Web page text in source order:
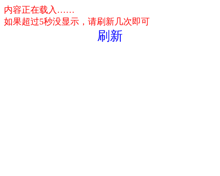
内容正在载入……
如果超过5秒没显示，请刷新几次即可
刷新